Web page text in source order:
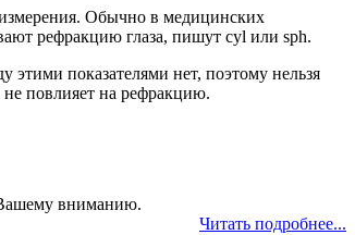
Обычно в медицинских
рефракцию глаза, пишут cyl или sph.
показателями нет, поэтому нельзя
не повлияет на рефракцию.
вниманию.
Читать подробнее...